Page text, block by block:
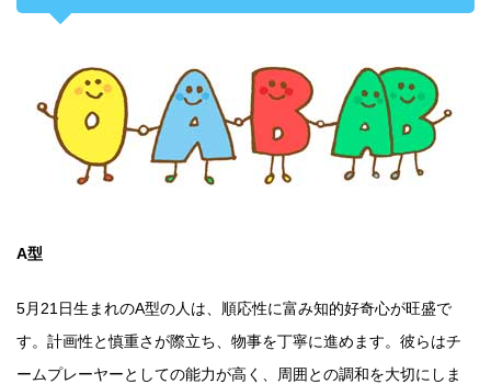
A型
5月21日生まれのA型の人は、順応性に富み知的好奇心が旺盛で
す。計画性と慎重さが際立ち、物事を丁寧に進めます。彼らはチ
ームプレーヤーとしての能力が高く、周囲との調和を大切にしま